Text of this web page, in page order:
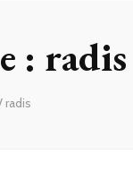
: radis
radis